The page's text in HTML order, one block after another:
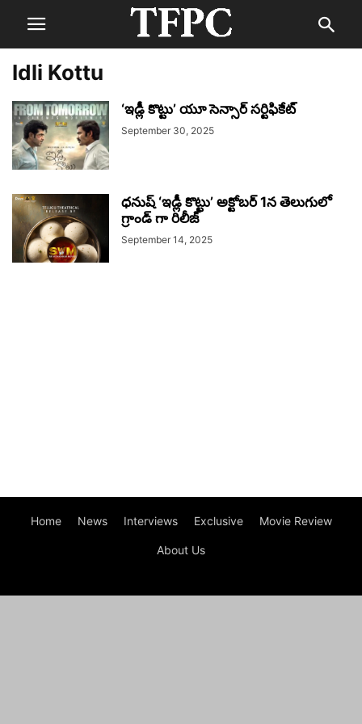
Idli Kottu
‘ఇడ్లీ కొట్టు’ యూ సెన్సార్ సర్టిఫికేట్
September 30, 2025
ధనుష్ ‘ఇడ్లీ కొట్టు’ అక్టోబర్ 1న తెలుగులో
గ్రాండ్ గా రిలీజ్
September 14, 2025
Home News Interviews Exclusive Movie Review
About Us